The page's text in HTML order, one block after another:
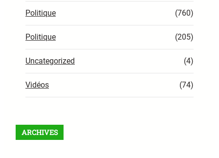
Politique (760)
Politique (205)
Uncategorized (4)
Vidéos (74)
ARCHIVES